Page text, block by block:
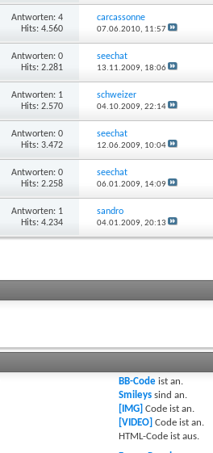
Antworten: 4
Hits: 4.560
carcassonne
07.06.2010, 11:57
Antworten: 0
Hits: 2.281
seechat
13.11.2009, 18:06
Antworten: 1
Hits: 2.570
schweizer
04.10.2009, 22:14
Antworten: 0
Hits: 3.472
seechat
12.06.2009, 10:04
Antworten: 0
Hits: 2.258
seechat
06.01.2009, 14:09
Antworten: 1
Hits: 4.234
sandro
04.01.2009, 20:13
BB-Code istan.
Smileys sindan.
[IMG] Code istan.
[VIDEO] Code istan.
HTML-Code istaus.